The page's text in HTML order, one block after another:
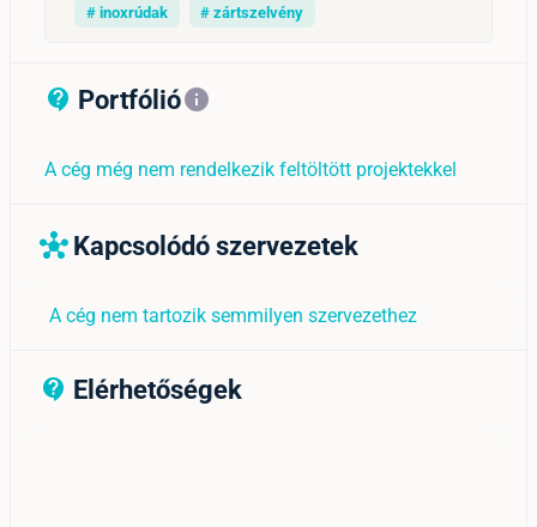
# inoxrúdak # zártszelvény
contact_support_outline
Portfólióinfo
A cég még nem rendelkezik feltöltött projektekkel
hub Kapcsolódó szervezetek
A cég nem tartozik semmilyen szervezethez
contact_support_outline
Elérhetőségek